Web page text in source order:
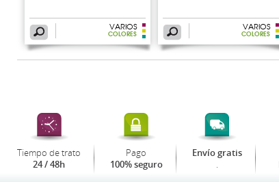
VARIOS
COLORES
VARIOS
COLORES
Tiempo de trato
24 / 48h
Pago
100% seguro
Envío gratis
.